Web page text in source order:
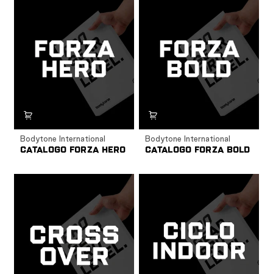
Bodytone International
CATALOGO FORZA HERO
Bodytone International
CATALOGO FORZA BOLD